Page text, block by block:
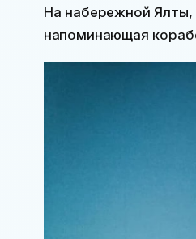
На набережной Ялты,
напоминающая